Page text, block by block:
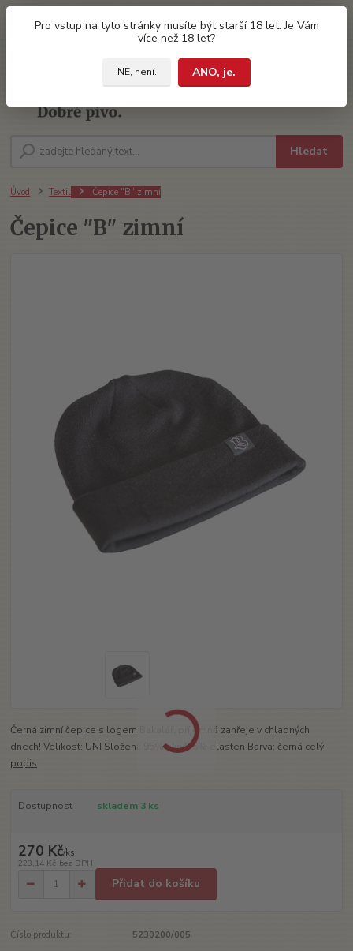
Pro vstup na tyto stránky musíte být starší 18 let. Je Vám
více než 18 let?
NE, není.
ANO, je.
Hledat
za0 Kč
Úvod Textil Čepice "B" zimní
Čepice "B" zimní
Černá zimní čepice s logem Bakalář, příjemně zahřeje v chladných
dnech! Velikost: UNI Složení: 95% akryl, 5% elasten Barva: černá celý
popis
Dostupnost skladem 3 ks
270 Kč/ks
223,14 Kč bez DPH
Přidat do košíku
Číslo produktu: 5230200/005